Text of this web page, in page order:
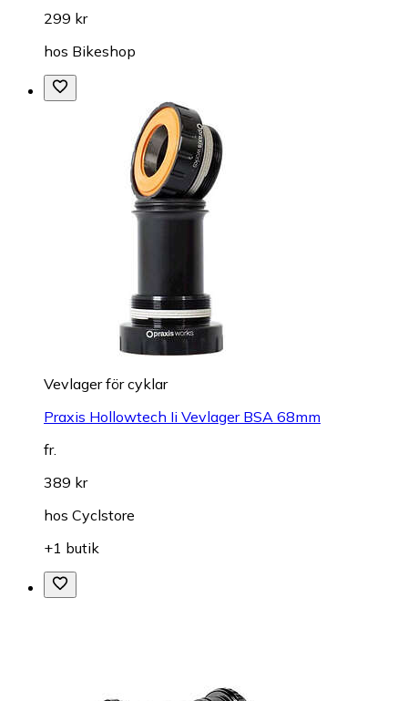
299 kr
hos Bikeshop
Vevlager för cyklar
Praxis Hollowtech Ii Vevlager BSA 68mm
fr.
389 kr
hos Cyclstore
+1 butik